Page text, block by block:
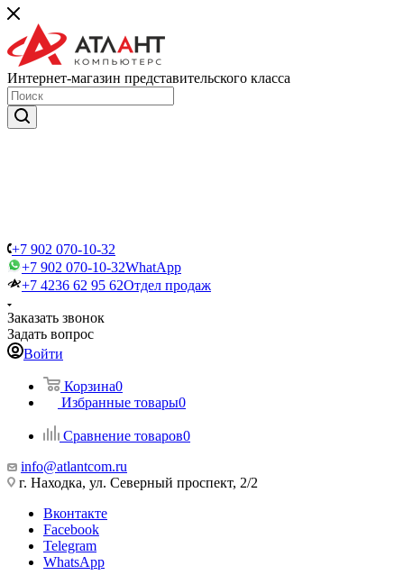
Интернет-магазин представительского класса
+7 902 070-10-32
+7 902 070-10-32WhatApp
+7 4236 62 95 62Отдел продаж
Заказать звонок
Задать вопрос
Войти
Корзина0
Избранные товары0
Сравнение товаров0
info@atlantcom.ru
г. Находка, ул. Северный проспект, 2/2
Вконтакте
Facebook
Telegram
WhatsApp